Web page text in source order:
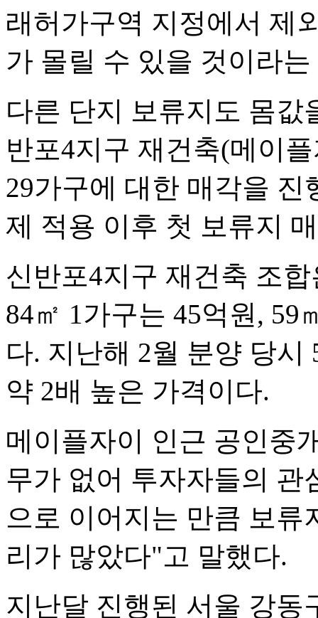
래허가구역 지정에서 제
가 몰릴 수 있을 것이라
다른 단지 보류지도 몸값
반포4지구 재건축(메이
29가구에 대한 매각을
제 적용 이후 첫 보류지
신반포4지구 재건축 조
84㎡ 1가구는 45억원, 59
다. 지난해 2월 분양 당
약 2배 높은 가격이다.
메이플자이 인근 공인중
무가 없어 투자자들의
으로 이어지는 만큼 보류
리가 많았다"고 말했다.
지난달 진행된 서울 강동